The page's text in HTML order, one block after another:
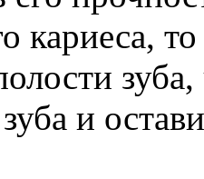
кариеса,
и